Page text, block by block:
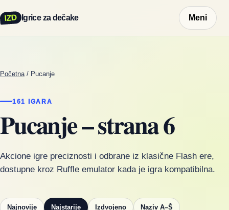
IZD Igrice za dečake Meni
Početna / Pucanje
161 IGARA
Pucanje – strana 6
Akcione igre preciznosti i odbrane iz klasične Flash ere,
dostupne kroz Ruffle emulator kada je igra kompatibilna.
Najnovije Najstarije Izdvojeno Naziv A–Š